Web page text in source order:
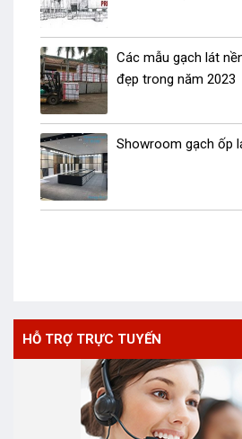
HỖ TRỢ TRỰC TUYẾN
Các mẫu gạch lát
đẹp trong năm 2023
Showroom gạch ốp